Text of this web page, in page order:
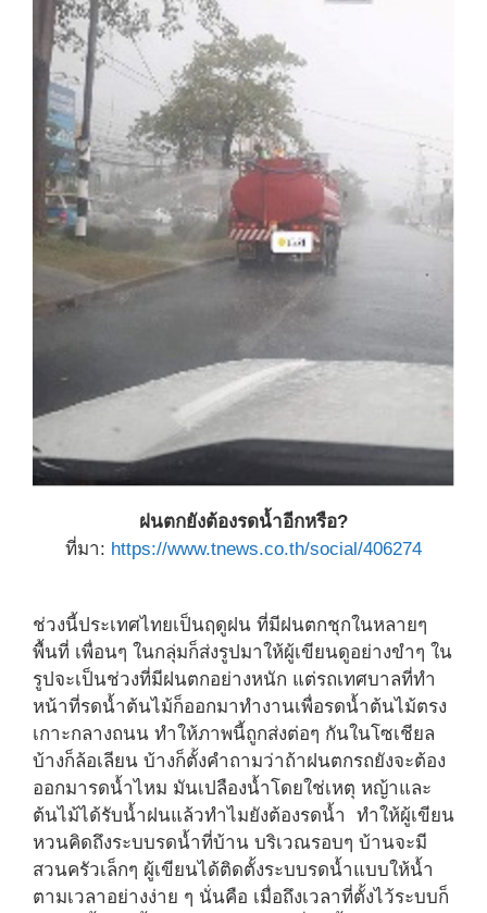
ฝนตกยังต้องรดน้ำอีกหรือ?
ที่มา: https://www.tnews.co.th/social/406274
ช่วงนี้ประเทศไทยเป็นฤดูฝน ที่มีฝนตกชุกในหลายๆ
พื้นที่ เพื่อนๆ ในกลุ่มก็ส่งรูปมาให้ผู้เขียนดูอย่างขำๆ ใน
รูปจะเป็นช่วงที่มีฝนตกอย่างหนัก แต่รถเทศบาลที่ทำ
หน้าที่รดน้ำต้นไม้ก็ออกมาทำงานเพื่อรดน้ำต้นไม้ตรง
เกาะกลางถนน ทำให้ภาพนี้ถูกส่งต่อๆ กันในโซเชียล
บ้างก็ล้อเลียน บ้างก็ตั้งคำถามว่าถ้าฝนตกรถยังจะต้อง
ออกมารดน้ำไหม มันเปลืองน้ำโดยใช่เหตุ หญ้าและ
ต้นไม้ได้รับน้ำฝนแล้วทำไมยังต้องรดน้ำ ทำให้ผู้เขียน
หวนคิดถึงระบบรดน้ำที่บ้าน บริเวณรอบๆ บ้านจะมี
สวนครัวเล็กๆ ผู้เขียนได้ติดตั้งระบบรดน้ำแบบให้น้ำ
ตามเวลาอย่างง่าย ๆ นั่นคือ เมื่อถึงเวลาที่ตั้งไว้ระบบก็